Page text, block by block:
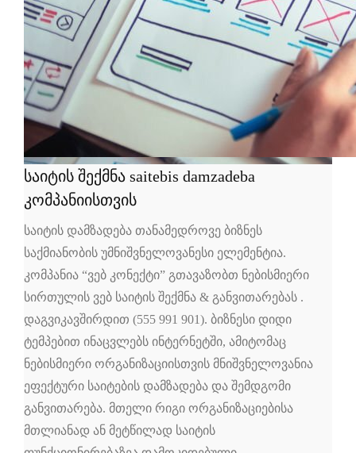
საიტის შექმნა saitebis damzadeba
კომპანიისთვის
საიტის დამზადება თანამედროვე ბიზნეს
საქმიანობის უმნიშვნელოვანესი ელემენტია.
კომპანია “ვებ კონექტი” გთავაზობთ ნებისმიერი
სირთულის ვებ საიტის შექმნა & განვითარებას .
დაგვიკავშირდით (555 991 901). ბიზნესი დიდი
ტემპებით ინაცვლებს ინტერნეტში, ამიტომაც
ნებისმიერი ორგანიზაციისთვის მნიშვნელოვანია
ეფექტური საიტების დამზადება და შემდგომი
განვითარება. მთელი რიგი ორგანიზაციებისა
მთლიანად ან მეტწილად საიტის